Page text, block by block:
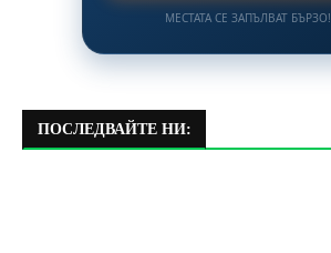
МЕСТАТА СЕ ЗАПЪЛВАТ БЪРЗО!
ПОСЛЕДВАЙТЕ НИ: